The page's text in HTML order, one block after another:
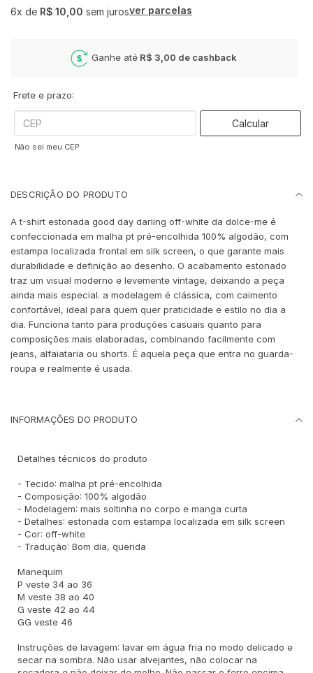
6x de R$ 10,00 sem jurosver parcelas
Ganhe até R$ 3,00 de cashback
Frete e prazo:
Calcular
Não sei meu CEP
DESCRIÇÃO DO PRODUTO
A t-shirt estonada good day darling off-white da dolce-me é
confeccionada em malha pt pré-encolhida 100% algodão, com
estampa localizada frontal em silk screen, o que garante mais
durabilidade e definição ao desenho. O acabamento estonado
traz um visual moderno e levemente vintage, deixando a peça
ainda mais especial. a modelagem é clássica, com caimento
confortável, ideal para quem quer praticidade e estilo no dia a
dia. Funciona tanto para produções casuais quanto para
composições mais elaboradas, combinando facilmente com
jeans, alfaiataria ou shorts. É aquela peça que entra no guarda-
roupa e realmente é usada.
INFORMAÇÕES DO PRODUTO
Detalhes técnicos do produto
- Tecido: malha pt pré-encolhida
- Composição: 100% algodão
- Modelagem: mais soltinha no corpo e manga curta
- Detalhes: estonada com estampa localizada em silk screen
- Cor: off-white
- Tradução: Bom dia, querida
Manequim
P veste 34 ao 36
M veste 38 ao 40
G veste 42 ao 44
GG veste 46
Instruções de lavagem: lavar em água fria no modo delicado e
secar na sombra. Não usar alvejantes, não colocar na